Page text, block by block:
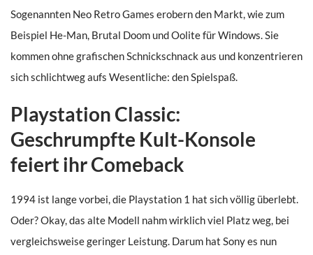
Sogenannten Neo Retro Games erobern den Markt, wie zum
Beispiel He-Man, Brutal Doom und Oolite für Windows. Sie
kommen ohne grafischen Schnickschnack aus und konzentrieren
sich schlichtweg aufs Wesentliche: den Spielspaß.
Playstation Classic:
Geschrumpfte Kult-Konsole
feiert ihr Comeback
1994 ist lange vorbei, die Playstation 1 hat sich völlig überlebt.
Oder? Okay, das alte Modell nahm wirklich viel Platz weg, bei
vergleichsweise geringer Leistung. Darum hat Sony es nun